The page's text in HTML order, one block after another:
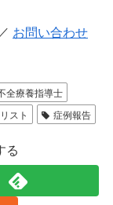
／ お問い合わせ
全療養指導士
スト 症例報告
る